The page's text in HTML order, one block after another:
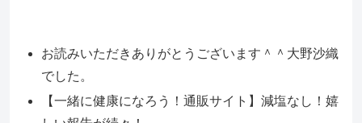
お読みいただきありがとうございます＾＾大野沙織
でした。
【一緒に健康になろう！通販サイト】減塩なし！嬉